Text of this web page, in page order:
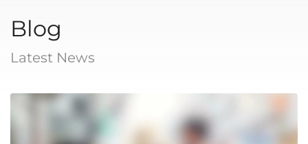
Blog
Latest News